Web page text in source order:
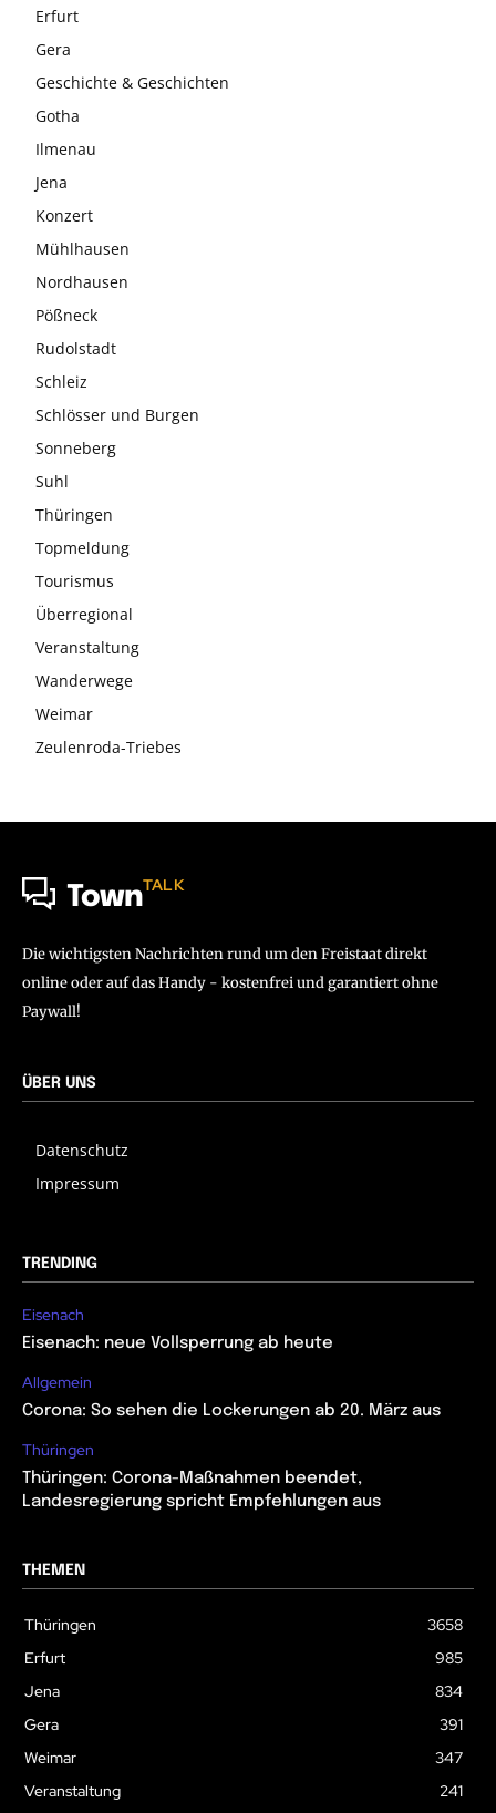
Erfurt
Gera
Geschichte & Geschichten
Gotha
Ilmenau
Jena
Konzert
Mühlhausen
Nordhausen
Pößneck
Rudolstadt
Schleiz
Schlösser und Burgen
Sonneberg
Suhl
Thüringen
Topmeldung
Tourismus
Überregional
Veranstaltung
Wanderwege
Weimar
Zeulenroda-Triebes
TownTALK
Die wichtigsten Nachrichten rund um den Freistaat direkt
online oder auf das Handy - kostenfrei und garantiert ohne
Paywall!
ÜBER UNS
Datenschutz
Impressum
TRENDING
Eisenach
Eisenach: neue Vollsperrung ab heute
Allgemein
Corona: So sehen die Lockerungen ab 20. März aus
Thüringen
Thüringen: Corona-Maßnahmen beendet,
Landesregierung spricht Empfehlungen aus
THEMEN
Thüringen
3658
Erfurt
985
Jena
834
Gera
391
Weimar
347
Veranstaltung
241